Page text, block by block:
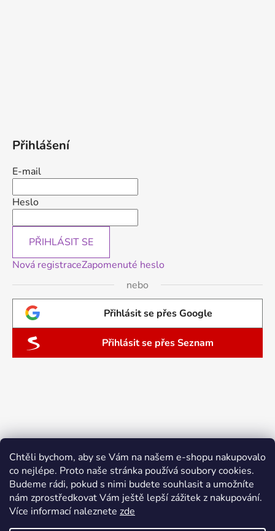
Chtěli bychom, aby se Vám na našem e-shopu nakupovalo
co nejlépe. Proto naše stránka používá soubory cookies.
Budeme rádi, pokud s nimi budete souhlasit a umožníte
nám zprostředkovat Vám ještě lepší zážitek z nakupování.
Více informací naleznete zde
Přihlášení
E-mail
Heslo
PŘIHLÁSIT SE
Nová registraceZapomenuté heslo
nebo
Přihlásit se přes Google
Přihlásit se přes Seznam